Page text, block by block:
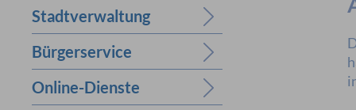
Stadtverwaltung
Bürgerservice
Online-Dienste